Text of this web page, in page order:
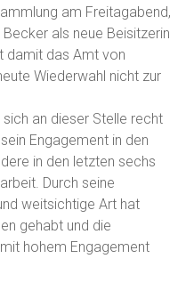
am Freitagabend,
als neue Beisitzerin
damit das Amt von
Wiederwahl nicht zur
an dieser Stelle recht
Engagement in den
in den letzten sechs
Durch seine
weitsichtige Art hat
gehabt und die
hohem Engagement